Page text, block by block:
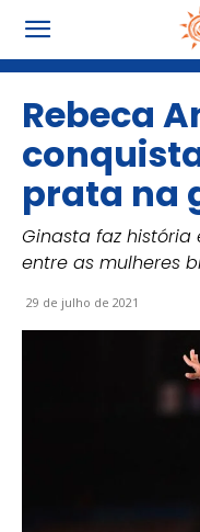
Rebeca
prata na
Ginasta faz
entre as mulheres
29 de julho de 2021